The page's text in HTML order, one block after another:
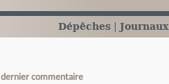
Dépêches Journaux
dernier commentaire